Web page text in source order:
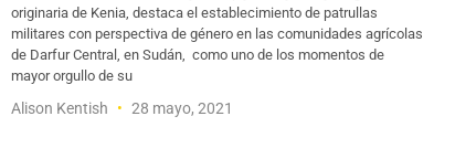
originaria de Kenia, destaca el establecimiento de patrullas
militares con perspectiva de género en las comunidades agrícolas
de Darfur Central, en Sudán, como uno de los momentos de
mayor orgullo de su
Alison Kentish 28 mayo, 2021